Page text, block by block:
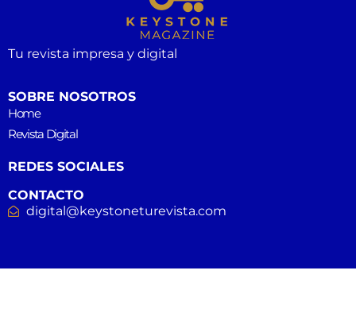
Tu revista impresa y digital
SOBRE NOSOTROS
Home
Revista Digital
REDES SOCIALES
CONTACTO
digital@keystoneturevista.com